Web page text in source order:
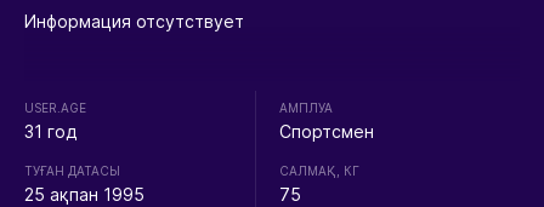
Информация отсутствует
USER.AGE
31 год
ТУҒАН ДАТАСЫ
25 ақпан 1995
АМПЛУА
Спортсмен
CАЛМАҚ, КГ
75